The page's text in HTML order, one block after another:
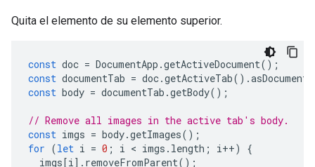
Quita el elemento de su elemento superior.
const doc = DocumentApp .getActiveDocument();
const documentTab = doc.getActiveTab().
const body = documentTab .getBody();
// Remove all images in the active tab's body.
const imgs = body.getImages();
for (let i = 0 ; i < imgs . length ; i++)
{
imgs[i]. removeFromParent();